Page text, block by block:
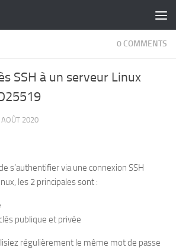
0 COMMENTS
SSH à un serveur Linux
AOÛT 2020
s’authentifier via une connexion SSH
les 2 principales sont :
publique et privée
régulièrement le même mot de passe